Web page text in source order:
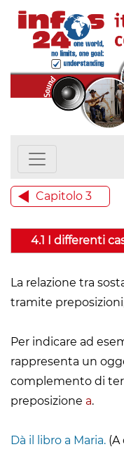
Capitolo 3
4.1 I differenti
La relazione tra
tramite
Per indicare ad
rappresenta un
complemento di
preposizione a.
Dà il libro a Maria. (A